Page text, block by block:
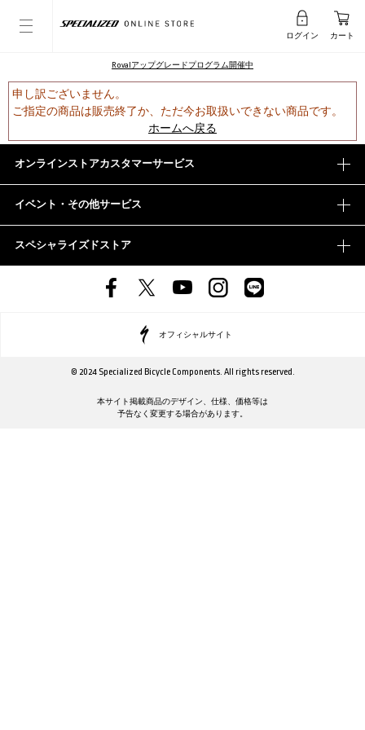
ログイン カート
Rovalアップグレードプログラム開催中
申し訳ございません。
ご指定の商品は販売終了か、ただ今お取扱いできない商品です。
ホームへ戻る
オンラインストアカスタマーサービス
イベント・その他サービス
スペシャライズドストア
オフィシャルサイト
© 2024 Specialized Bicycle Components. All rights reserved.
本サイト掲載商品のデザイン、仕様、価格等は
予告なく変更する場合があります。